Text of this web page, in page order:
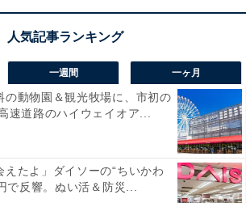
一週間 一ヶ月
の動物園＆観光牧場に、市初の
速道路のハイウェイオア...
えたよ」ダイソーの“ちいかわ
で反響。ぬい活＆防災...